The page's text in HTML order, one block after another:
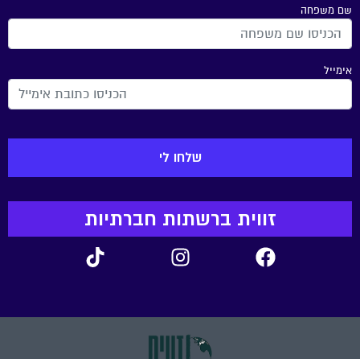
שם משפחה
אימייל
זווית ברשתות חברתיות